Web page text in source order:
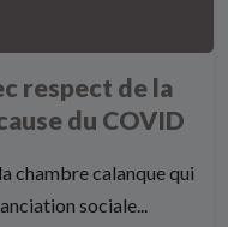
respect de la
du COVID
chambre calanque qui
sociale...